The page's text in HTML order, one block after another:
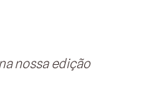
nossa edição